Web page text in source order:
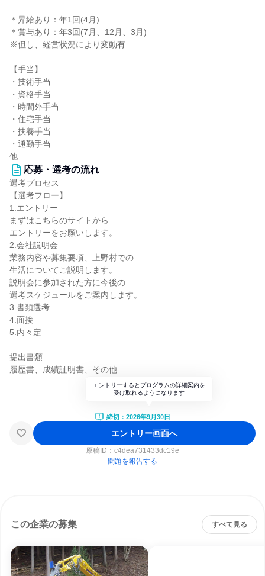
＊昇給あり：年1回(4月)
＊賞与あり：年3回(7月、12月、3月)
※但し、経営状況により変動有
【手当】
・技術手当
・資格手当
・時間外手当
・住宅手当
・扶養手当
・通勤手当
他
応募・選考の流れ
選考プロセス
【選考フロー】
1.エントリー
まずはこちらのサイトから
エントリーをお願いします。
2.会社説明会
業務内容や募集要項、上野村での
生活についてご説明します。
説明会に参加された方に今後の
選考スケジュールをご案内します。
3.書類選考
4.面接
5.内々定
提出書類
履歴書、成績証明書、その他
エントリーするとプログラムの詳細案内を
受け取れるようになります
締切：2026年9月30日
エントリー画面へ
原稿ID： c4dea731433dc19e
問題を報告する
この企業の募集 すべて見る